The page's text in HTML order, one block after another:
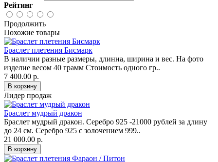
Рейтинг
Продолжить
Похожие товары
Браслет плетения Бисмарк
В наличии разные размеры, длинна, ширина и вес. На фото
изделие весом 40 грамм Стоимость одного гр..
7 400.00 р.
Лидер продаж
Браслет мудрый дракон
Браслет мудрый дракон. Серебро 925 -21000 рублей за длину
до 24 см. Серебро 925 с золочением 999..
21 000.00 р.